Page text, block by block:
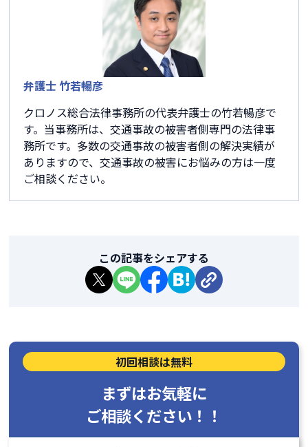
弁護士 竹若暢彦
クロノス総合法律事務所の代表弁護士の竹若暢彦で
す。当事務所は、交通事故の被害者側専門の法律事
務所です。多数の交通事故の被害者側の解決実績が
ありますので、交通事故の被害にお悩みの方は一度
ご相談ください。
この記事をシェアする
初回相談は無料
まずはお気軽に
ご相談ください！！